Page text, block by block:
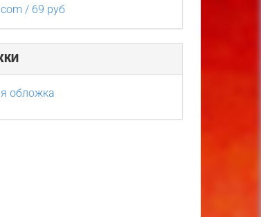
/ 69 руб
обложка